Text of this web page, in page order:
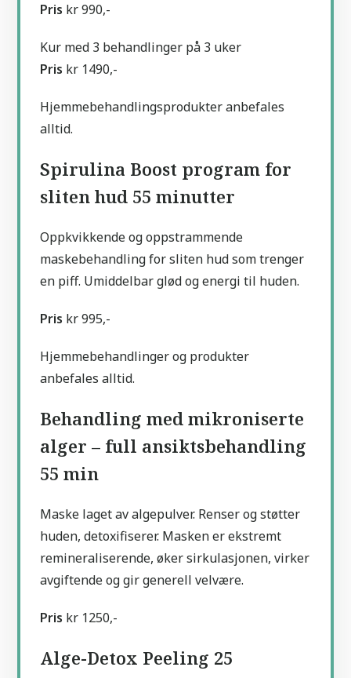
Pris kr 990,-
Kur med 3 behandlinger på 3 uker
Pris kr 1490,-
Hjemmebehandlingsprodukter anbefales
alltid.
Spirulina Boost program for
sliten hud 55 minutter
Oppkvikkende og oppstrammende
maskebehandling for sliten hud som trenger
en piff. Umiddelbar glød og energi til huden.
Pris kr 995,-
Hjemmebehandlinger og produkter
anbefales alltid.
Behandling med mikroniserte
alger – full ansiktsbehandling
55 min
Maske laget av algepulver. Renser og støtter
huden, detoxifiserer. Masken er ekstremt
remineraliserende, øker sirkulasjonen, virker
avgiftende og gir generell velvære.
Pris kr 1250,-
Alge-Detox Peeling 25